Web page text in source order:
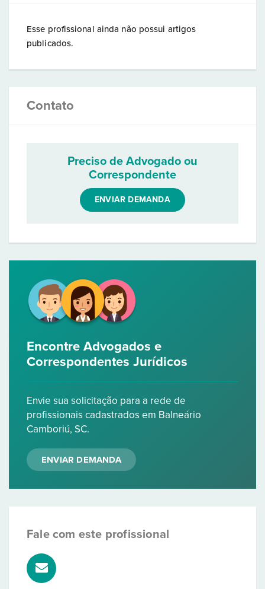
Esse profissional ainda não possui artigos
publicados.
Contato
Preciso de Advogado ou
Correspondente
ENVIAR DEMANDA
Encontre Advogados e
Correspondentes Jurídicos
Envie sua solicitação para a rede de
profissionais cadastrados em Balneário
Camboriú, SC.
ENVIAR DEMANDA
Fale com este profissional